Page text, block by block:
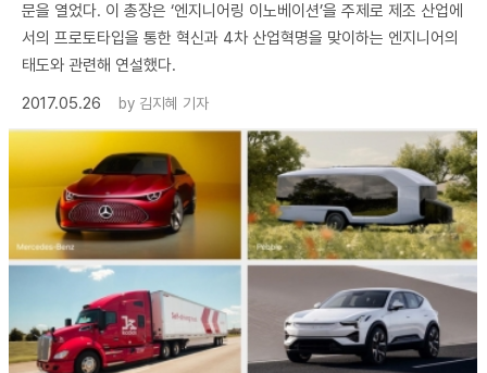
문을 열었다. 이 총장은 ‘엔지니어링 이노베이션’을 주제로 제조 산업에
서의 프로토타입을 통한 혁신과 4차 산업혁명을 맞이하는 엔지니어의
태도와 관련해 연설했다.
2017.05.26
by 김지혜 기자